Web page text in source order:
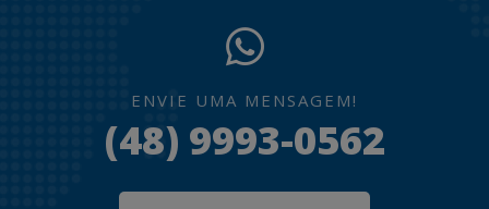
ENVIE UMA MENSAGEM!
(48) 9993-0562